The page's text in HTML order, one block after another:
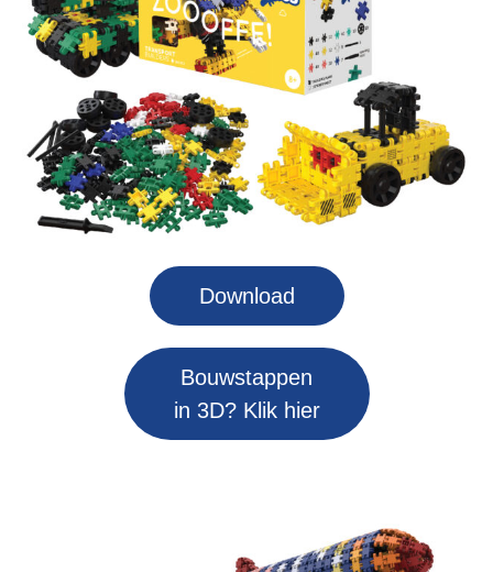
Download
Bouwstappen
in 3D? Klik hier